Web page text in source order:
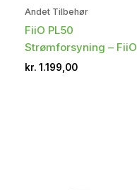
Andet Tilbehør
FiiO PL50
Strømforsyning – FiiO
kr. 1.199,00